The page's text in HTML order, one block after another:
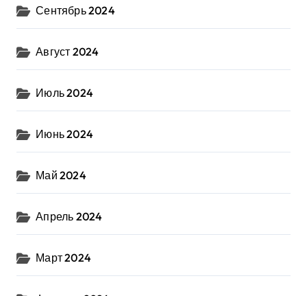
Сентябрь 2024
Август 2024
Июль 2024
Июнь 2024
Май 2024
Апрель 2024
Март 2024